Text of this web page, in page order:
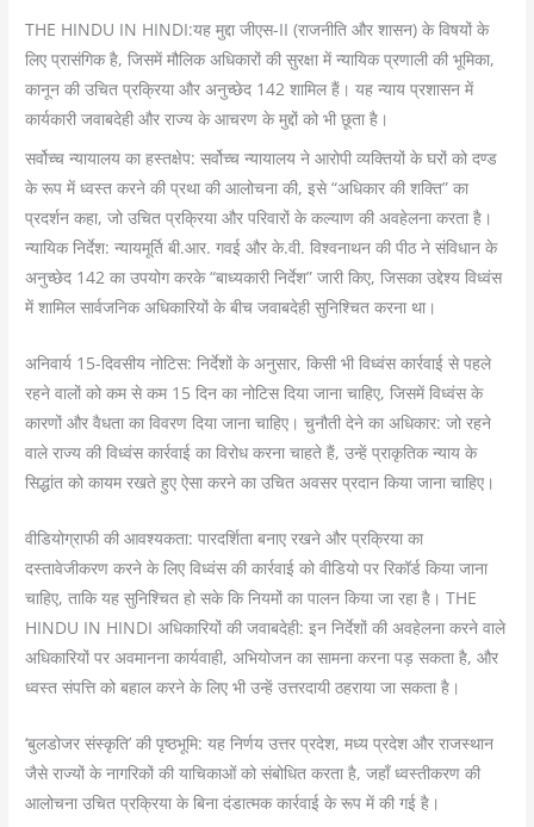
THE HINDU IN HINDI:यह मुद्दा जीएस-II (राजनीति और शासन) के विषयों के
लिए प्रासंगिक है, जिसमें मौलिक अधिकारों की सुरक्षा में न्यायिक प्रणाली की भूमिका,
कानून की उचित प्रक्रिया और अनुच्छेद 142 शामिल हैं। यह न्याय प्रशासन में
कार्यकारी जवाबदेही और राज्य के आचरण के मुद्दों को भी छूता है।
सर्वोच्च न्यायालय का हस्तक्षेप: सर्वोच्च न्यायालय ने आरोपी व्यक्तियों के घरों को दण्ड
के रूप में ध्वस्त करने की प्रथा की आलोचना की, इसे “अधिकार की शक्ति” का
प्रदर्शन कहा, जो उचित प्रक्रिया और परिवारों के कल्याण की अवहेलना करता है।
न्यायिक निर्देश: न्यायमूर्ति बी.आर. गवई और के.वी. विश्वनाथन की पीठ ने संविधान के
अनुच्छेद 142 का उपयोग करके “बाध्यकारी निर्देश” जारी किए, जिसका उद्देश्य विध्वंस
में शामिल सार्वजनिक अधिकारियों के बीच जवाबदेही सुनिश्चित करना था।
अनिवार्य 15-दिवसीय नोटिस: निर्देशों के अनुसार, किसी भी विध्वंस कार्रवाई से पहले
रहने वालों को कम से कम 15 दिन का नोटिस दिया जाना चाहिए, जिसमें विध्वंस के
कारणों और वैधता का विवरण दिया जाना चाहिए। चुनौती देने का अधिकार: जो रहने
वाले राज्य की विध्वंस कार्रवाई का विरोध करना चाहते हैं, उन्हें प्राकृतिक न्याय के
सिद्धांत को कायम रखते हुए ऐसा करने का उचित अवसर प्रदान किया जाना चाहिए।
वीडियोग्राफी की आवश्यकता: पारदर्शिता बनाए रखने और प्रक्रिया का
दस्तावेजीकरण करने के लिए विध्वंस की कार्रवाई को वीडियो पर रिकॉर्ड किया जाना
चाहिए, ताकि यह सुनिश्चित हो सके कि नियमों का पालन किया जा रहा है। THE
HINDU IN HINDI अधिकारियों की जवाबदेही: इन निर्देशों की अवहेलना करने वाले
अधिकारियों पर अवमानना ​​कार्यवाही, अभियोजन का सामना करना पड़ सकता है, और
ध्वस्त संपत्ति को बहाल करने के लिए भी उन्हें उत्तरदायी ठहराया जा सकता है।
‘बुलडोजर संस्कृति’ की पृष्ठभूमि: यह निर्णय उत्तर प्रदेश, मध्य प्रदेश और राजस्थान
जैसे राज्यों के नागरिकों की याचिकाओं को संबोधित करता है, जहाँ ध्वस्तीकरण की
आलोचना उचित प्रक्रिया के बिना दंडात्मक कार्रवाई के रूप में की गई है।